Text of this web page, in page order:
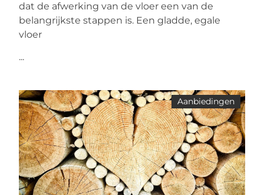
dat de afwerking van de vloer een van de
belangrijkste stappen is. Een gladde, egale
vloer
...
Aanbiedingen